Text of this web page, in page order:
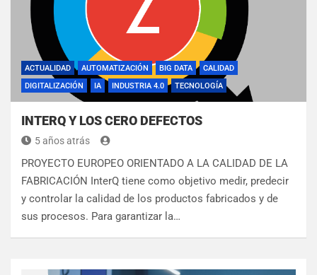
ACTUALIDAD AUTOMATIZACIÓN BIG DATA
CALIDAD
DIGITALIZACIÓN
IA INDUSTRIA 4.0 TECNOLOGÍA
INTERQ Y LOS CERO DEFECTOS
5 años atrás
PROYECTO EUROPEO ORIENTADO A LA CALIDAD DE LA
FABRICACIÓN InterQ tiene como objetivo medir, predecir
y controlar la calidad de los productos fabricados y de
sus procesos. Para garantizar la…